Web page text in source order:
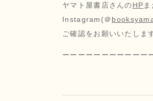
ヤマト屋書店さんのHP
Instagram(＠
ご確認をお願いいたしま
ーーーーーーーーーーー